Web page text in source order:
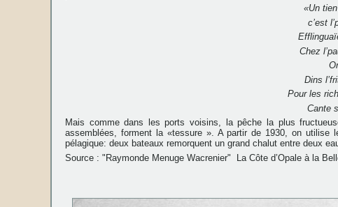
«Un
c’est
Chez
Dins
Pour les
Cante
Mais comme dans les ports voisins, la pêche la plus
assemblées, forment la «tessure ». A partir de 1930, on utilise
pélagique: deux bateaux remorquent un grand chalut entre deux
Source : "Raymonde Menuge Wacrenier" La Côte d’Opale à la